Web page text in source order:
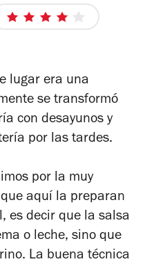
4
estrellas
lugar era una
se transformó
con desayunos y
por las tardes.
por la muy
aquí la preparan
es decir que la salsa
o leche, sino que
La buena técnica